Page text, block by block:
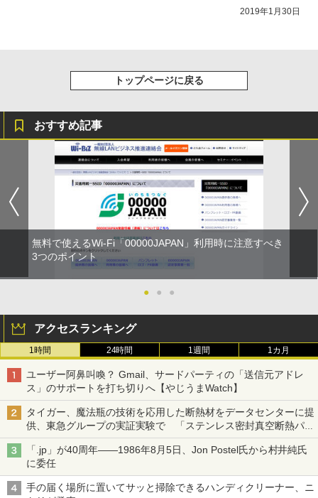
2019年1月30日
トップページに戻る
おすすめ記事
無料で使えるWi-Fi「00000JAPAN」利用時に注意すべき
3つのポイント
● ● ●
アクセスランキング
1時間 24時間 1週間 1カ月
ユーザー阿鼻叫喚？ Gmail、サードパーティの「送信元アドレ
ス」のサポートを打ち切りへ【やじうまWatch】
タイガー、魔法瓶の技術を応用した断熱材をデータセンターに提
供、東急グループの実証実験で 「ステンレス密封真空断熱パネ
ル TIVIP」
「.jp」が40周年――1986年8月5日、Jon Postel氏から村井純氏
に委任
手の届く場所に置いてサッと掃除できるハンディクリーナー、ニ